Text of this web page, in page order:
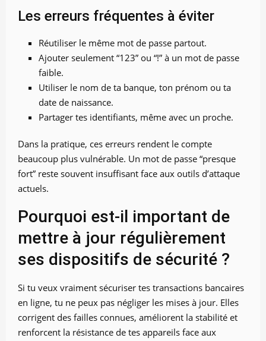
Les erreurs fréquentes à éviter
Réutiliser le même mot de passe partout.
Ajouter seulement “123” ou “!” à un mot de passe
faible.
Utiliser le nom de ta banque, ton prénom ou ta
date de naissance.
Partager tes identifiants, même avec un proche.
Dans la pratique, ces erreurs rendent le compte
beaucoup plus vulnérable. Un mot de passe “presque
fort” reste souvent insuffisant face aux outils d’attaque
actuels.
Pourquoi est-il important de
mettre à jour régulièrement
ses dispositifs de sécurité ?
Si tu veux vraiment sécuriser tes transactions bancaires
en ligne, tu ne peux pas négliger les mises à jour. Elles
corrigent des failles connues, améliorent la stabilité et
renforcent la résistance de tes appareils face aux